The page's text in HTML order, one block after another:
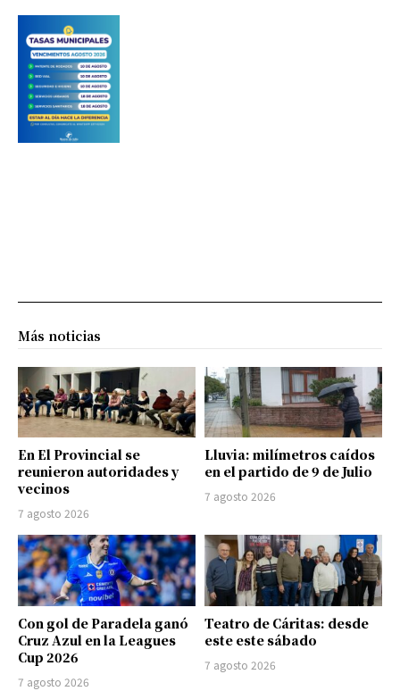
Más noticias
En El Provincial se
reunieron autoridades y
vecinos
7 agosto 2026
Lluvia: milímetros caídos
en el partido de 9 de Julio
7 agosto 2026
Con gol de Paradela ganó
Cruz Azul en la Leagues
Cup 2026
7 agosto 2026
Teatro de Cáritas: desde
este este sábado
7 agosto 2026